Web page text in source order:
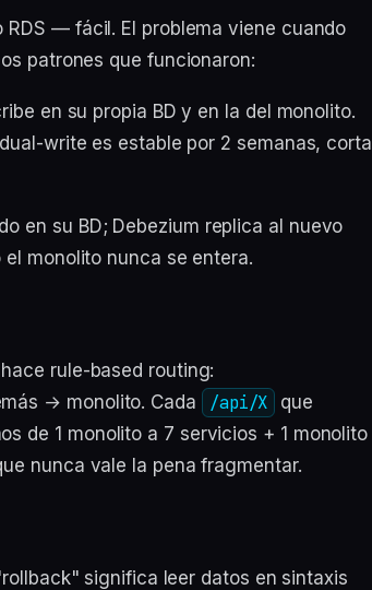
RDS — fácil. El problema viene cuando
patrones que funcionaron:
en su propia BD y en la del monolito.
write es estable por 2 semanas, corta
en su BD; Debezium replica al nuevo
monolito nunca se entera.
rule-based routing:
→ monolito. Cada /api/X
que
de 1 monolito a 7 servicios + 1 monolito
nunca vale la pena fragmentar.
significa leer datos en sintaxis